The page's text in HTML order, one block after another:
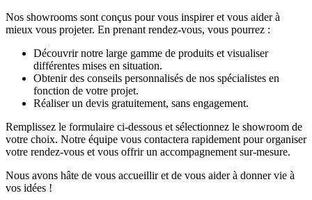
Nos showrooms sont conçus pour vous inspirer et vous aider à
mieux vous projeter. En prenant rendez-vous, vous pourrez :
Découvrir notre large gamme de produits et visualiser
différentes mises en situation.
Obtenir des conseils personnalisés de nos spécialistes en
fonction de votre projet.
Réaliser un devis gratuitement, sans engagement.
Remplissez le formulaire ci-dessous et sélectionnez le showroom de
votre choix. Notre équipe vous contactera rapidement pour organiser
votre rendez-vous et vous offrir un accompagnement sur-mesure.
Nous avons hâte de vous accueillir et de vous aider à donner vie à
vos idées !